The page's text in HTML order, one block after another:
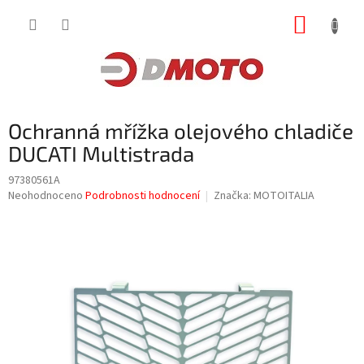
Ochranná mřížka olejového chladiče
DUCATI Multistrada
97380561A
Průměrné
Neohodnoceno Podrobnosti hodnocení Značka: MOTOITALIA